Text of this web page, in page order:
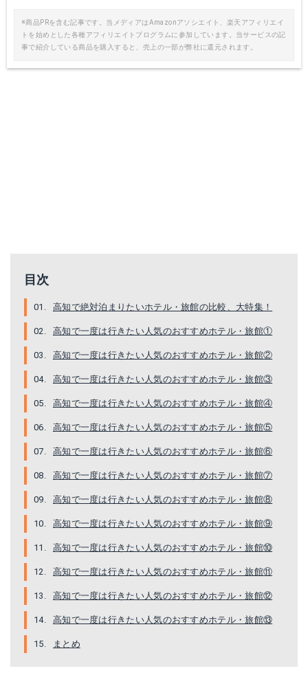
※商品PRを含む記事です。当メディアはAmazonアソシエイト、楽天アフィリエイ
トを始めとした各種アフィリエイトプログラムに参加しています。当サービスの記
事で紹介している商品を購入すると、売上の一部が弊社に還元されます。
目次
高知で絶対泊まりたいホテル・旅館の比較、大特集！
高知で一度は行きたい人気のおすすめホテル・旅館①
高知で一度は行きたい人気のおすすめホテル・旅館②
高知で一度は行きたい人気のおすすめホテル・旅館③
高知で一度は行きたい人気のおすすめホテル・旅館④
高知で一度は行きたい人気のおすすめホテル・旅館⑤
高知で一度は行きたい人気のおすすめホテル・旅館⑥
高知で一度は行きたい人気のおすすめホテル・旅館⑦
高知で一度は行きたい人気のおすすめホテル・旅館⑧
高知で一度は行きたい人気のおすすめホテル・旅館⑨
高知で一度は行きたい人気のおすすめホテル・旅館⑩
高知で一度は行きたい人気のおすすめホテル・旅館⑪
高知で一度は行きたい人気のおすすめホテル・旅館⑫
高知で一度は行きたい人気のおすすめホテル・旅館⑬
まとめ